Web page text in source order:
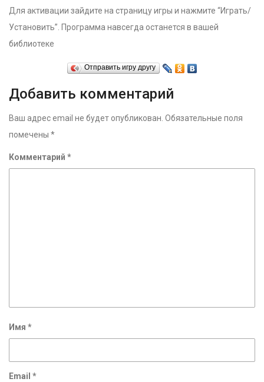
Для активации зайдите на страницу игры и нажмите “Играть/
Установить”. Программа навсегда останется в вашей
библиотеке
Отправить игру другу
Добавить комментарий
Ваш адрес email не будет опубликован. Обязательные поля
помечены *
Комментарий *
Имя *
Email *